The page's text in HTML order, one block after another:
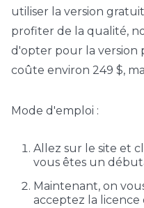
utiliser la version
profiter de la qualité,
d'opter pour la version
coûte environ 249 $,
Mode d'emploi :
Allez sur le site et
vous êtes un
Maintenant, on
acceptez la licence